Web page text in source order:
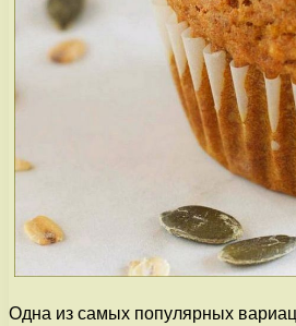
Одна из самых популярных